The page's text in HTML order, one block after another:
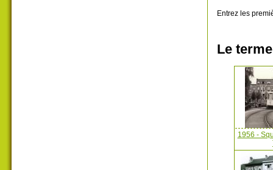
Entrez les
Le
1956 -